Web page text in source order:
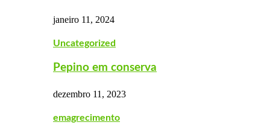
janeiro 11, 2024
Uncategorized
Pepino em conserva
dezembro 11, 2023
emagrecimento